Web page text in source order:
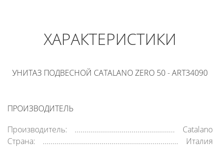
ХАРАКТЕРИСТИКИ
УНИТАЗ ПОДВЕСНОЙ CATALANO ZERO 50 - ART34090
ПРОИЗВОДИТЕЛЬ
Производитель:
Catalano
Страна:
Италия